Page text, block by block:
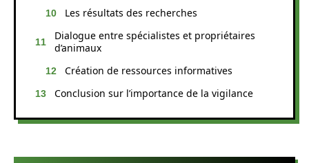
Les résultats des recherches
Dialogue entre spécialistes et propriétaires
d’animaux
Création de ressources informatives
Conclusion sur l’importance de la vigilance